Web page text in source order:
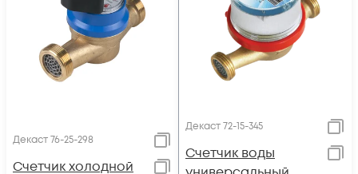
Декаст 76-25-298
Счетчик холодной
Декаст 72-15-345
Счетчик воды